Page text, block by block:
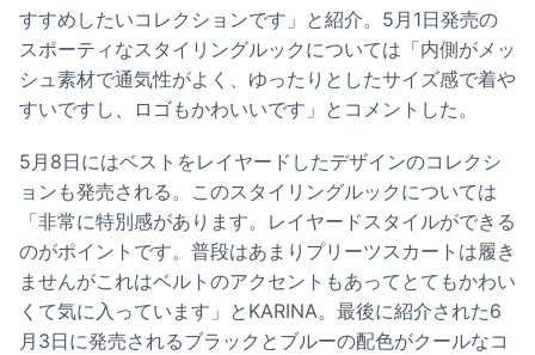
すすめしたいコレクションです」と紹介。5月1日発売の
スポーティなスタイリングルックについては「内側がメッ
シュ素材で通気性がよく、ゆったりとしたサイズ感で着や
すいですし、ロゴもかわいいです」とコメントした。
5月8日にはベストをレイヤードしたデザインのコレクシ
ョンも発売される。このスタイリングルックについては
「非常に特別感があります。レイヤードスタイルができる
のがポイントです。普段はあまりプリーツスカートは履き
ませんがこれはベルトのアクセントもあってとてもかわい
くて気に入っています」とKARINA。最後に紹介された6
月3日に発売されるブラックとブルーの配色がクールなコ